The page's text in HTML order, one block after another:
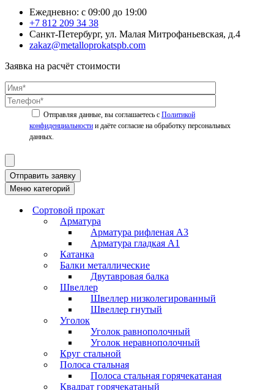
Ежедневно: с 09:00 до 19:00
+7 812 209 34 38
Санкт-Петербург, ул. Малая Митрофаньевская, д.4
zakaz@metalloprokatspb.com
Заявка на расчёт стоимости
Политикой
конфиденциальности
Отправить заявку
Меню категорий
Сортовой прокат
Арматура
Арматура рифленая А3
Арматура гладкая А1
Катанка
Балки металлические
Двутавровая балка
Швеллер
Швеллер низколегированный
Швеллер гнутый
Уголок
Уголок равнополочный
Уголок неравнополочный
Круг стальной
Полоса стальная
Полоса стальная горячекатаная
Квадрат горячекатаный